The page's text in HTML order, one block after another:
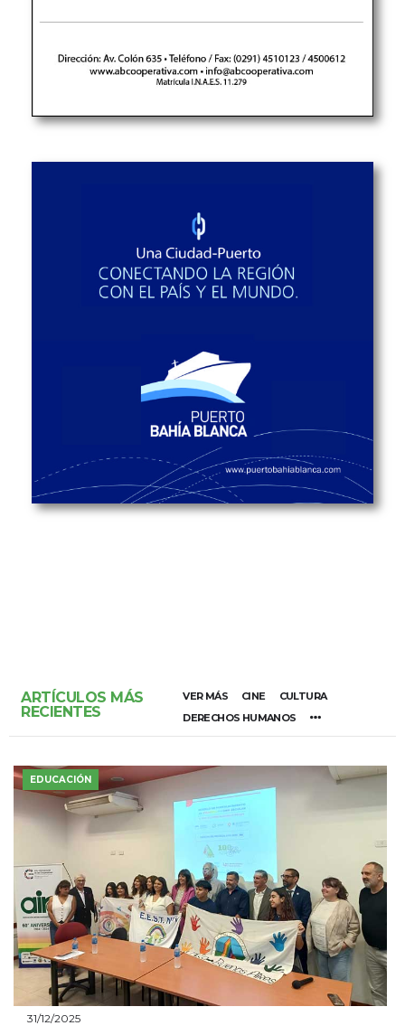
ARTÍCULOS MÁS
RECIENTES
VER MÁS CINE
CULTURA
DERECHOS HUMANOS
EDUCACIÓN
31/12/2025